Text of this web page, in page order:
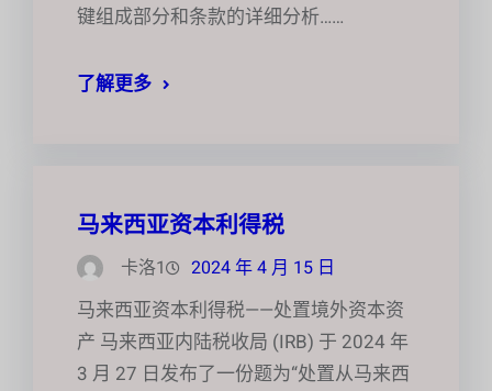
键组成部分和条款的详细分析……
了解更多
马来西亚资本利得税
卡洛1 2024 年 4 月 15 日
马来西亚资本利得税——处置境外资本资
产 马来西亚内陆税收局 (IRB) 于 2024 年
3 月 27 日发布了一份题为“处置从马来西